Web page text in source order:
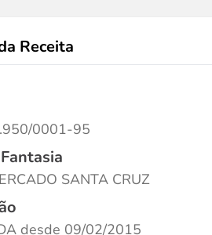
Receita
0001-95
SANTA CRUZ
desde 09/02/2015